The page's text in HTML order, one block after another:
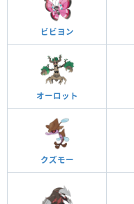
ビビヨン
オーロット
クズモー